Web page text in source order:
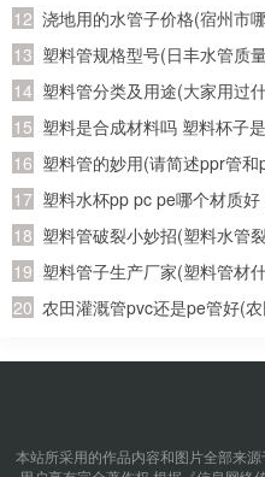
用塑料管材的接口方式以及
浇地用的水管子价格(宿州市
使用灌溉土地的水管，质量如
钱一米？请知道的朋友能告
急、、、)
塑料管规格型号(日丰水管质
水管哪个颜色日丰水管多少
塑料管分类及用途(大家用过
PE的？PVC的？PPR的？)
塑料是合成材料吗 塑料杯子
制成的么
塑料管的妙用(请简述ppr管和
处?)
塑料水杯pp pc pe哪个材质
软的哪种材质最好 宠物塑胶水
质比较好的
塑料管破裂小妙招(塑料水管
怎么办？)
塑料管子生产厂家(塑料管材
名)
农田灌溉管pvc还是pe管好(
本站所采用的作品内容和图片全部来